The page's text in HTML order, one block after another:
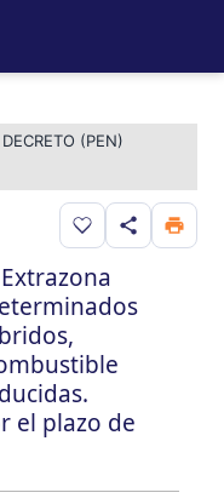
DECRETO (PEN)
Guardar en
el plazo de